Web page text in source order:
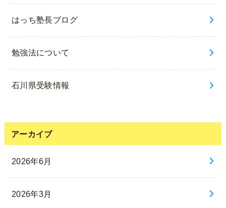
はっち塾長ブログ
勉強法について
石川県受験情報
アーカイブ
2026年6月
2026年3月